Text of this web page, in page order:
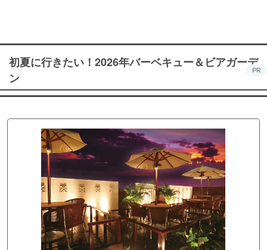
初夏に行きたい！2026年バーベキュー＆ビアガーデ
ン
PR